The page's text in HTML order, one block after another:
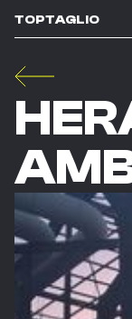
TOPTAGLIO